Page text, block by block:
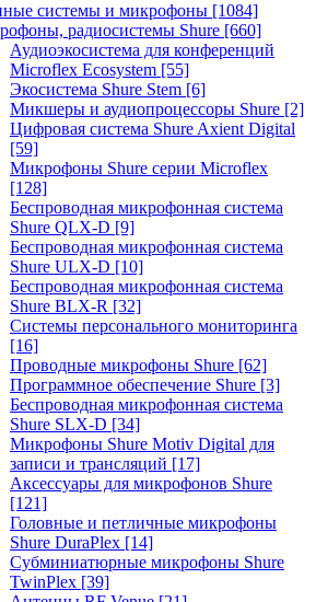
системы и микрофоны [1084]
радиосистемы Shure [660]
Аудиоэкосистема для конференций
Microflex Ecosystem [55]
Экосистема Shure Stem [6]
Микшеры и аудиопроцессоры Shure [2]
Цифровая система Shure Axient Digital
[59]
Микрофоны Shure серии Microflex
[128]
Беспроводная микрофонная система
Shure QLX-D [9]
Беспроводная микрофонная система
Shure ULX-D [10]
Беспроводная микрофонная система
Shure BLX-R [32]
Системы персонального мониторинга
[16]
Проводные микрофоны Shure [62]
Программное обеспечение Shure [3]
Беспроводная микрофонная система
Shure SLX-D [34]
Микрофоны Shure Motiv Digital для
записи и трансляций [17]
Аксессуары для микрофонов Shure
[121]
Головные и петличные микрофоны
Shure DuraPlex [14]
Субминиатюрные микрофоны Shure
TwinPlex [39]